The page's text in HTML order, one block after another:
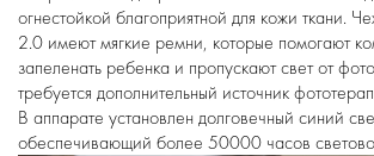
огнестойкой благоприятной для кожи ткани.
2.0 имеют мягкие ремни, которые помогают
запеленать ребенка и пропускают свет от
требуется дополнительный источник
В аппарате установлен долговечный синий
обеспечивающий более 50000 часов